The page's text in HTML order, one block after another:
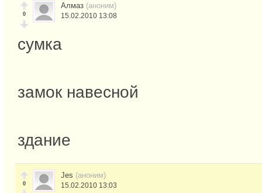
0
Алмаз (аноним)
15.02.2010 13:08
сумка
замок навесной
здание
0
Jes (аноним)
15.02.2010 13:03